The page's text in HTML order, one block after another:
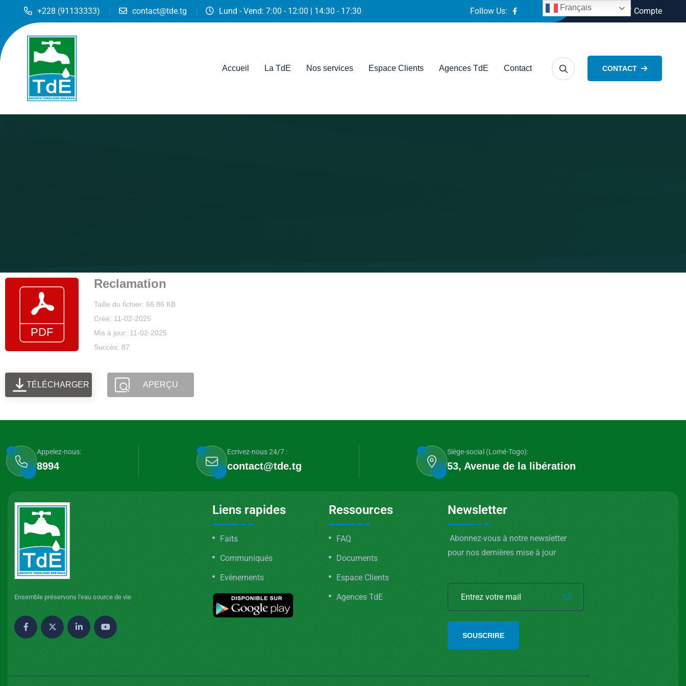
+228 (91133333) contact@tde.tg Lund - Vend: 7:00 - 12:00 | 14:30 - 17:30 Follow Us: Connexion / Compte
Accueil La TdE Nos services Espace Clients Agences TdE Contact CONTACT
Reclamation
Taille du fichier: 66.86 KB
Créé: 11-02-2025
Mis à jour: 11-02-2025
Succès: 87
TÉLÉCHARGER APERÇU
Appelez-nous:
8994
Ecrivez-nous 24/7 :
contact@tde.tg
Siège-social (Lomé-Togo):
53, Avenue de la libération
Ensemble préservons l'eau source de vie
Liens rapides
Faits
Communiqués
Evènements
Ressources
FAQ
Documents
Espace Clients
Agences TdE
Newsletter
Abonnez-vous à notre newsletter
pour nos dernières mise à jour
SOUSCRIRE
Français